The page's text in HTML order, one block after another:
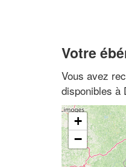
Votre
Vous avez
disponibles à
+
−